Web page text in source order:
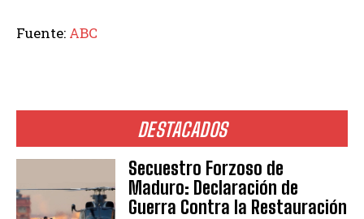
DESTACADOS
Secuestro Forzoso de
Maduro: Declaración de
Guerra Contra la Restauración
Fuente: ABC